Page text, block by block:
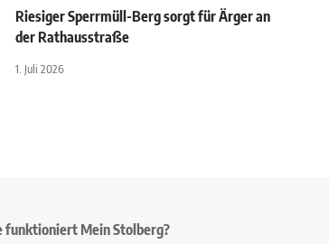
Riesiger Sperrmüll-Berg sorgt für Ärger an
der Rathausstraße
1. Juli 2026
funktioniert Mein Stolberg?